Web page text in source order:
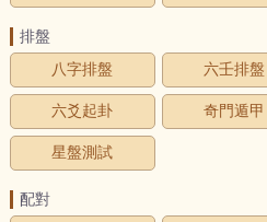
排盤
八字排盤
六壬排盤
六爻起卦 奇門遁甲
星盤測試
配對